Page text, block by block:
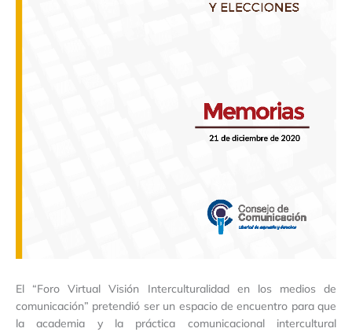
El “Foro Virtual Visión Interculturalidad en los medios de
comunicación” pretendió ser un espacio de encuentro para que
la academia y la práctica comunicacional intercultural